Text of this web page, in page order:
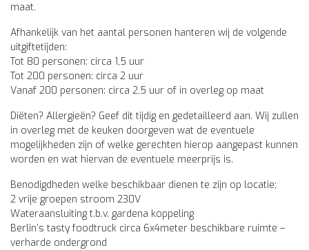
maat.
Afhankelijk van het aantal personen hanteren wij de volgende
uitgiftetijden:
Tot 80 personen: circa 1,5 uur
Tot 200 personen: circa 2 uur
Vanaf 200 personen: circa 2,5 uur of in overleg op maat
Diëten? Allergieën? Geef dit tijdig en gedetailleerd aan. Wij zullen
in overleg met de keuken doorgeven wat de eventuele
mogelijkheden zijn of welke gerechten hierop aangepast kunnen
worden en wat hiervan de eventuele meerprijs is.
Benodigdheden welke beschikbaar dienen te zijn op locatie;
2 vrije groepen stroom 230V
Wateraansluiting t.b.v. gardena koppeling
Berlin’s tasty foodtruck circa 6x4meter beschikbare ruimte –
verharde ondergrond